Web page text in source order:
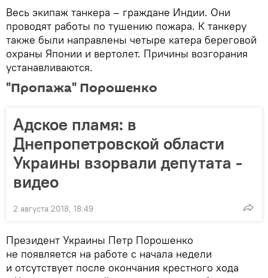
Весь экипаж танкера – граждане Индии. Они
проводят работы по тушению пожара. К танкеру
также были направлены четыре катера береговой
охраны Японии и вертолет. Причины возгорания
устанавливаются.
"Пропажа" Порошенко
Адское пламя: в
Днепропетровской области
Украины взорвали депутата -
видео
2 августа 2018, 18:49
Президент Украины Петр Порошенко
не появляется на работе с начала недели
и отсутствует после окончания крестного хода